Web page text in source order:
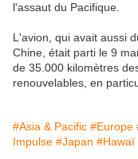
l'assaut du Pacifique.
L'avion, qui avait aussi
Chine, était parti le 9
de 35.000 kilomètres
renouvelables, en
#Asia & Pacific #Europe
Impulse #Japan #Hawaï